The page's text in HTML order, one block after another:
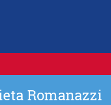
Romanazzi